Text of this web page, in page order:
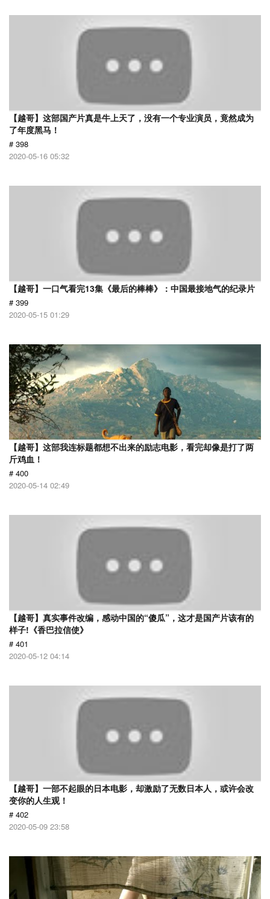
【越哥】这部国产片真是牛上天了，没有一个专业演员，竟然成为
了年度黑马！
# 398
2020-05-16 05:32
【越哥】一口气看完13集《最后的棒棒》：中国最接地气的纪录片
# 399
2020-05-15 01:29
【越哥】这部我连标题都想不出来的励志电影，看完却像是打了两
斤鸡血！
# 400
2020-05-14 02:49
【越哥】真实事件改编，感动中国的“傻瓜”，这才是国产片该有的
样子!《香巴拉信使》
# 401
2020-05-12 04:14
【越哥】一部不起眼的日本电影，却激励了无数日本人，或许会改
变你的人生观！
# 402
2020-05-09 23:58